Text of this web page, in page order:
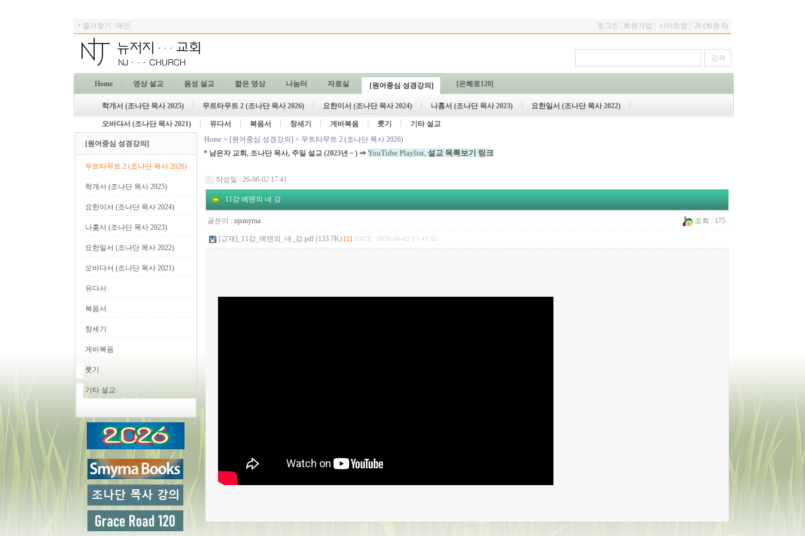
ㆍ 즐겨찾기 메인 로그인 회원가입 사이트맵 26 (회원 0)
Home 영상 설교 음성 설교 짧은 영상 나눔터 자료실 [원어중심 성경강의] [은혜로120]
학개서 (조나단 목사 2025) 무트타무트 2 (조나단 목사 2026) 요한이서 (조나단 목사 2024) 나훔서 (조나단 목사 2023) 요한일서 (조나단 목사 2022)
오바댜서 (조나단 목사 2021) 유다서 복음서 창세기 게바복음 룻기 기타 설교
[원어중심 성경강의]
무트타무트 2 (조나단 목사 2026)
학개서 (조나단 목사 2025)
요한이서 (조나단 목사 2024)
나훔서 (조나단 목사 2023)
요한일서 (조나단 목사 2022)
오바댜서 (조나단 목사 2021)
유다서
복음서
창세기
게바복음
룻기
기타 설교
Home > [원어중심 성경강의] > 무트타무트 2 (조나단 목사 2026)
* 남은자 교회, 조나단 목사, 주일 설교 (2023년 ~ ) ⇒ YouTube Playlist, 설교 목록보기 링크
작성일 : 26-06-02 17:41
11강 에덴의 네 강
글쓴이 : njsmyrna 조회 : 175
[교재]_11강_에덴의_네_강.pdf (133.7K) [2] DATE : 2026-06-02 17:41:50